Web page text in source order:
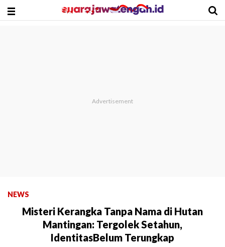
NEWS
Misteri Kerangka Tanpa Nama di Hutan
Mantingan: Tergolek Setahun,
IdentitasBelum Terungkap